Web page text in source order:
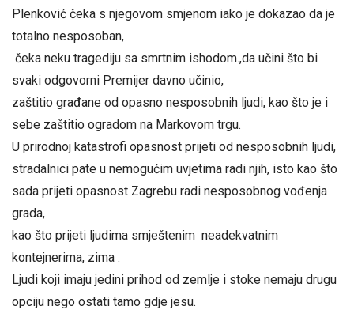
Plenković čeka s njegovom smjenom iako je dokazao da je
totalno nesposoban,
čeka neku tragediju sa smrtnim ishodom.,da učini što bi
svaki odgovorni Premijer davno učinio,
zaštitio građane od opasno nesposobnih ljudi, kao što je i
sebe zaštitio ogradom na Markovom trgu.
U prirodnoj katastrofi opasnost prijeti od nesposobnih ljudi,
stradalnici pate u nemogućim uvjetima radi njih, isto kao što
sada prijeti opasnost Zagrebu radi nesposobnog vođenja
grada,
kao što prijeti ljudima smještenim neadekvatnim
kontejnerima, zima .
Ljudi koji imaju jedini prihod od zemlje i stoke nemaju drugu
opciju nego ostati tamo gdje jesu.